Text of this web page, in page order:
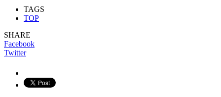
TAGS
TOP
SHARE
Facebook
Twitter